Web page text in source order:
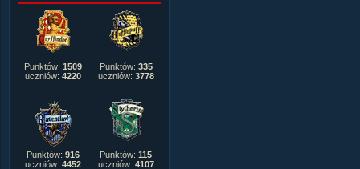
Punktów: 1509
uczniów: 4220
Punktów: 335
uczniów: 3778
Punktów: 916
uczniów: 4452
Punktów: 115
uczniów: 4107